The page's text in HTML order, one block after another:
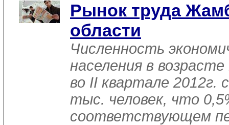
Рынок труда
области
Численность
населения в
во II квартале 2012г.
тыс. человек, что
соответствующем